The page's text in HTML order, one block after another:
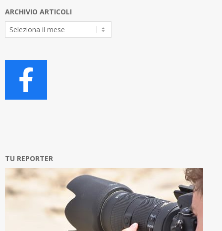
ARCHIVIO ARTICOLI
Archivio
Articoli
TU REPORTER